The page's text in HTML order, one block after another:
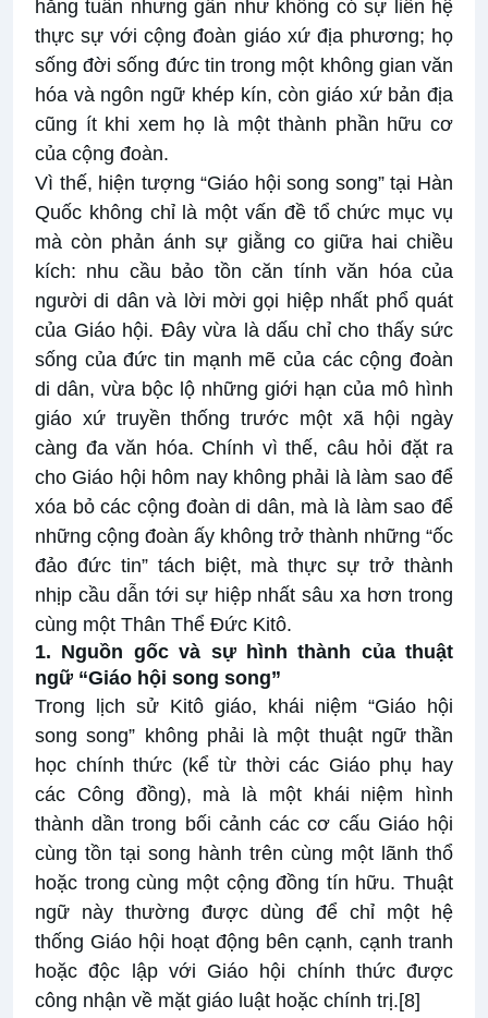
hằng tuần nhưng gần như không có sự liên hệ
thực sự với cộng đoàn giáo xứ địa phương; họ
sống đời sống đức tin trong một không gian văn
hóa và ngôn ngữ khép kín, còn giáo xứ bản địa
cũng ít khi xem họ là một thành phần hữu cơ
của cộng đoàn.
Vì thế, hiện tượng “Giáo hội song song” tại Hàn
Quốc không chỉ là một vấn đề tổ chức mục vụ
mà còn phản ánh sự giằng co giữa hai chiều
kích: nhu cầu bảo tồn căn tính văn hóa của
người di dân và lời mời gọi hiệp nhất phổ quát
của Giáo hội. Đây vừa là dấu chỉ cho thấy sức
sống của đức tin mạnh mẽ của các cộng đoàn
di dân, vừa bộc lộ những giới hạn của mô hình
giáo xứ truyền thống trước một xã hội ngày
càng đa văn hóa. Chính vì thế, câu hỏi đặt ra
cho Giáo hội hôm nay không phải là làm sao để
xóa bỏ các cộng đoàn di dân, mà là làm sao để
những cộng đoàn ấy không trở thành những “ốc
đảo đức tin” tách biệt, mà thực sự trở thành
nhịp cầu dẫn tới sự hiệp nhất sâu xa hơn trong
cùng một Thân Thể Đức Kitô.
1. Nguồn gốc và sự hình thành của thuật
ngữ “Giáo hội song song”
Trong lịch sử Kitô giáo, khái niệm “Giáo hội
song song” không phải là một thuật ngữ thần
học chính thức (kể từ thời các Giáo phụ hay
các Công đồng), mà là một khái niệm hình
thành dần trong bối cảnh các cơ cấu Giáo hội
cùng tồn tại song hành trên cùng một lãnh thổ
hoặc trong cùng một cộng đồng tín hữu. Thuật
ngữ này thường được dùng để chỉ một hệ
thống Giáo hội hoạt động bên cạnh, cạnh tranh
hoặc độc lập với Giáo hội chính thức được
công nhận về mặt giáo luật hoặc chính trị.[8]